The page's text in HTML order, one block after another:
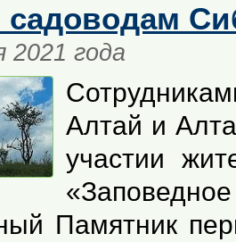
2021 года
Алтай и
участии
Памятник